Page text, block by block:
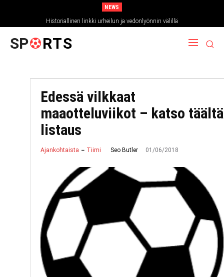
NEWS
Historiallinen linkki urheilun ja vedonlyönnin välillä
SP RTS
Edessä vilkkaat
maaotteluviikot – katso täältä
listaus
Ajankohtaista Tiimi Seo Butler 01/06/2018